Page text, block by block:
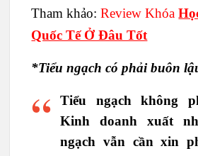
Tham khảo:Review Khóa
Quốc Tế Ở Đâu Tốt
*Tiểu ngạch có phải buôn
Tiểu ngạch không
Kinh doanh xuất
ngạch vẫn cần xin